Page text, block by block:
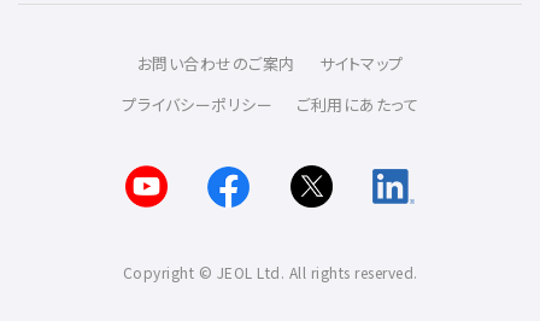
お問い合わせのご案内
サイトマップ
プライバシーポリシー
ご利用にあたって
Copyright © JEOL Ltd. All rights reserved.